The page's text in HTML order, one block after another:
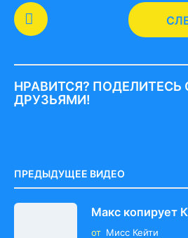
P
o
t
P
a
a
t
i
НРАВИТСЯ?
ДРУЗЬЯМИ!
ПРЕДЫДУЩЕЕ ВИДЕО
Макс копирует
от Мисс Кейти